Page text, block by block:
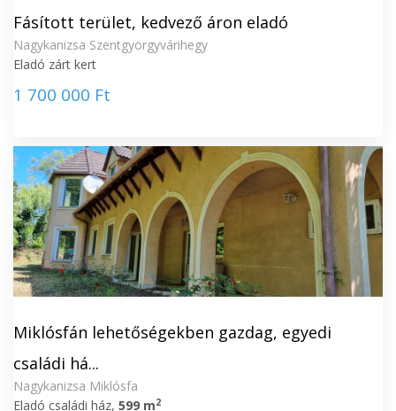
Fásított terület, kedvező áron eladó
Nagykanizsa Szentgyörgyvárihegy
Eladó zárt kert
1 700 000 Ft
Miklósfán lehetőségekben gazdag, egyedi
családi há...
Nagykanizsa Miklósfa
Eladó családi ház, 599 m2